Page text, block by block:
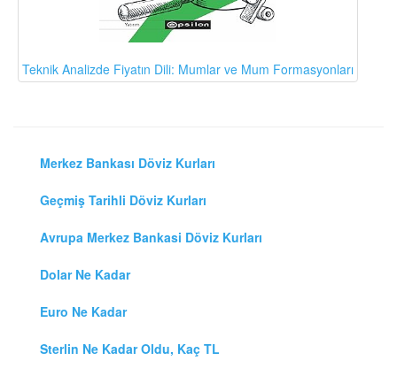
Teknik Analizde Fiyatın Dili: Mumlar ve Mum Formasyonları
Merkez Bankası Döviz Kurları
Geçmiş Tarihli Döviz Kurları
Avrupa Merkez Bankasi Döviz Kurları
Dolar Ne Kadar
Euro Ne Kadar
Sterlin Ne Kadar Oldu, Kaç TL